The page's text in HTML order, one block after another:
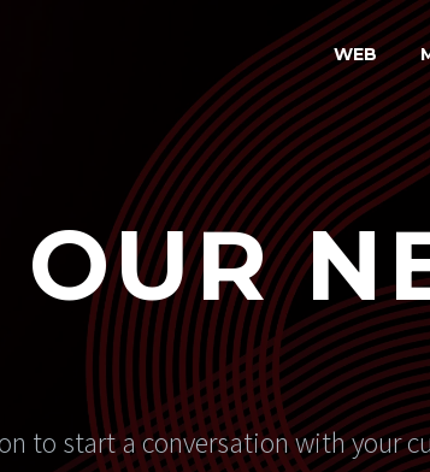
WEB
OUR
to start a conversation with your